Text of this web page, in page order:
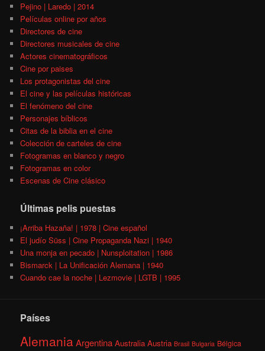
Pejino | Laredo | 2014
Películas online por años
Directores de cine
Directores musicales de cine
Actores cinematográficos
Cine por paises
Los protagonistas del cine
El cine y las películas históricas
El fenómeno del cine
Personajes bíblicos
Citas de la biblia en el cine
Colección de carteles de cine
Fotogramas en blanco y negro
Fotogramas en color
Escenas de Cine clásico
Últimas pelis puestas
¡Arriba Hazaña! | 1978 | Cine español
El judío Süss | Cine Propaganda Nazi | 1940
Una monja en pecado | Nunsploitation | 1986
Bismarck | La Unificación Alemana | 1940
Cuando cae la noche | Lezmovie | LGTB | 1995
Países
AlemaniaArgentina Australia Austria Brasil Bulgaria Bélgica